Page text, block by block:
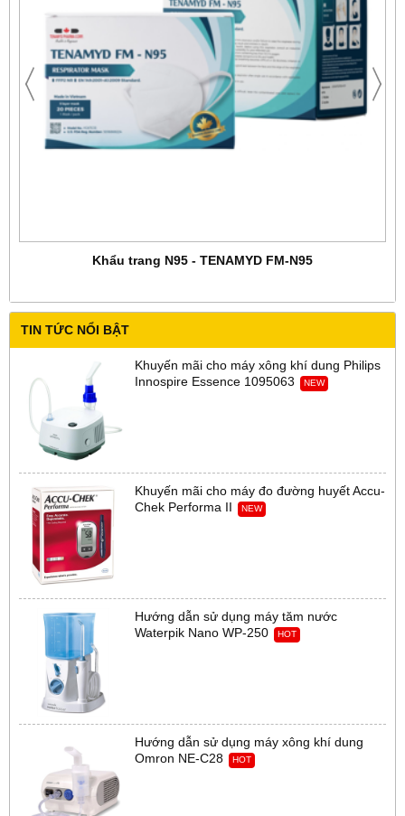
Khẩu trang N95 - TENAMYD FM-N95
TIN TỨC NỔI BẬT
Khuyến mãi cho máy xông khí dung Philips
Innospire Essence 1095063
NEW
Khuyến mãi cho máy đo đường huyết Accu-
Chek Performa II
NEW
Hướng dẫn sử dụng máy tăm nước
Waterpik Nano WP-250
HOT
Hướng dẫn sử dụng máy xông khí dung
Omron NE-C28
HOT